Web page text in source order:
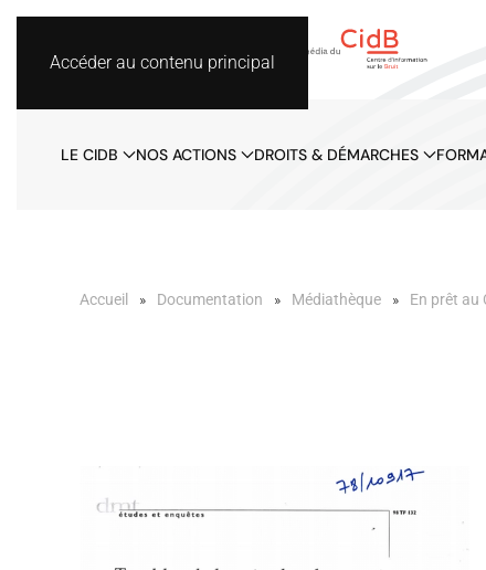
Accéder au contenu principal
LE CIDB NOS ACTIONS DROITS & DÉMARCHES
Accueil Documentation Médiathèque En prêt au